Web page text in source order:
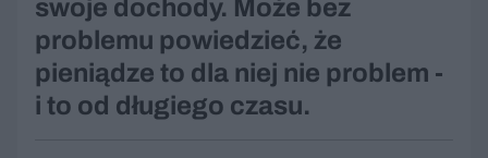
swoje dochody. Może bez
problemu powiedzieć, że
pieniądze to dla niej nie problem -
i to od długiego czasu.